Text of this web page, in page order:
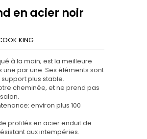
en acier noir
KING
à la main; est la meilleure
par une. Ses éléments sont
plus stable.
cheminée, et ne prend pas
environ plus 100
profilés en acier enduit de
aux intempéries.